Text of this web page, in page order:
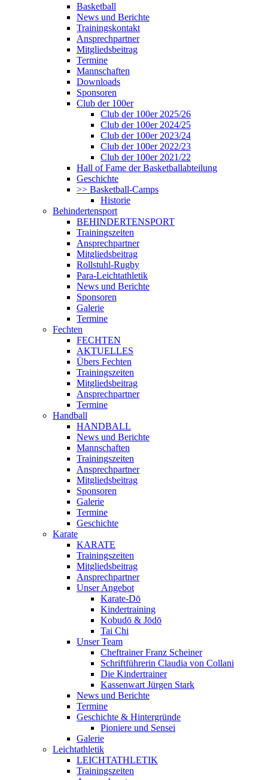
Basketball
News und Berichte
Trainingskontakt
Ansprechpartner
Mitgliedsbeitrag
Termine
Mannschaften
Downloads
Sponsoren
Club der 100er
Club der 100er 2025/26
Club der 100er 2024/25
Club der 100er 2023/24
Club der 100er 2022/23
Club der 100er 2021/22
Hall of Fame der Basketballabteilung
Geschichte
>> Basketball-Camps
Historie
Behindertensport
BEHINDERTENSPORT
Trainingszeiten
Ansprechpartner
Mitgliedsbeitrag
Rollstuhl-Rugby
Para-Leichtathletik
News und Berichte
Sponsoren
Galerie
Termine
Fechten
FECHTEN
AKTUELLES
Übers Fechten
Trainingszeiten
Mitgliedsbeitrag
Ansprechpartner
Termine
Handball
HANDBALL
News und Berichte
Mannschaften
Trainingszeiten
Ansprechpartner
Mitgliedsbeitrag
Sponsoren
Galerie
Termine
Geschichte
Karate
KARATE
Trainingszeiten
Mitgliedsbeitrag
Ansprechpartner
Unser Angebot
Karate-Dō
Kindertraining
Kobudō & Jōdō
Tai Chi
Unser Team
Cheftrainer Franz Scheiner
Schriftführerin Claudia von Collani
Die Kindertrainer
Kassenwart Jürgen Stark
News und Berichte
Termine
Geschichte & Hintergründe
Pioniere und Sensei
Galerie
Leichtathletik
LEICHTATHLETIK
Trainingszeiten